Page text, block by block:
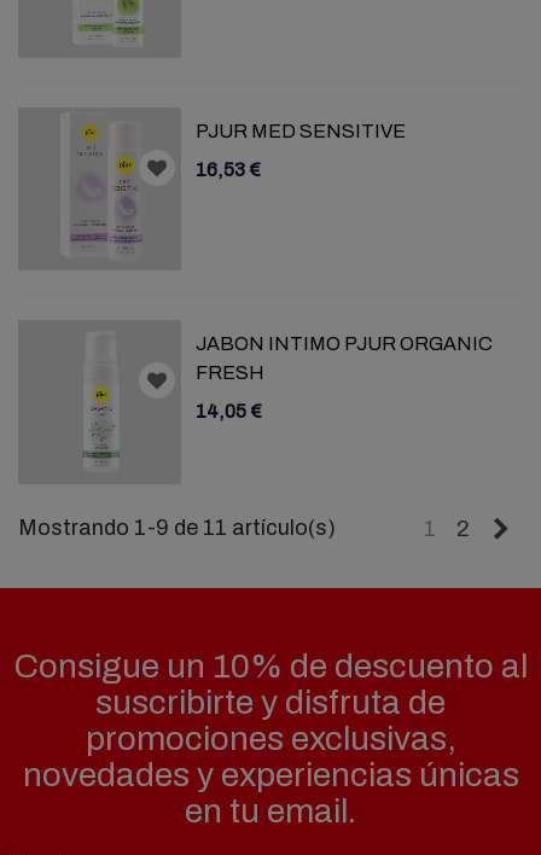
PJUR MED SENSITIVE
16,53 €
JABON INTIMO PJUR ORGANIC
FRESH
14,05 €
Mostrando 1-9 de 11 artículo(s) 1 2
Consigue un 10% de descuento al
suscribirte y disfruta de
promociones exclusivas,
novedades y experiencias únicas
en tu email.